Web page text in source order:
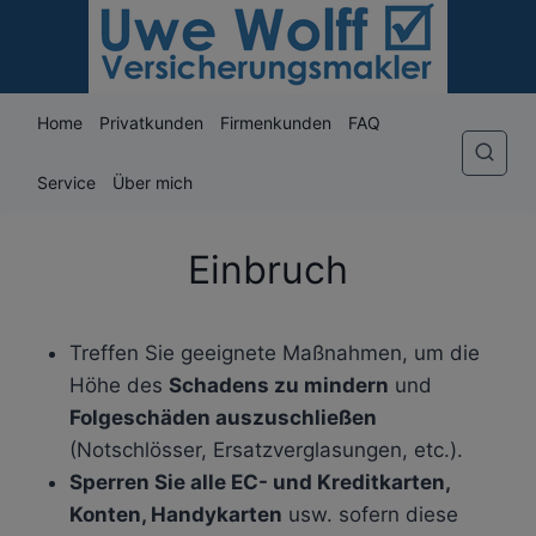
Home Privatkunden Firmenkunden FAQ
Service Über mich
Einbruch
Treffen Sie geeignete Maßnahmen, um die
Höhe des Schadens zu mindern und
Folgeschäden auszuschließen
(Notschlösser, Ersatzverglasungen, etc.).
Sperren Sie alle EC- und Kreditkarten,
Konten, Handykarten usw. sofern diese